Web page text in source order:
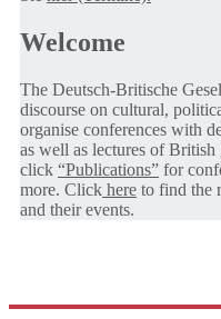
Welcome
The Deutsch-Britische
discourse on cultural,
organise conferences with
as well as lectures of British
click “Publications” for
more. Click here to find the
and their events.